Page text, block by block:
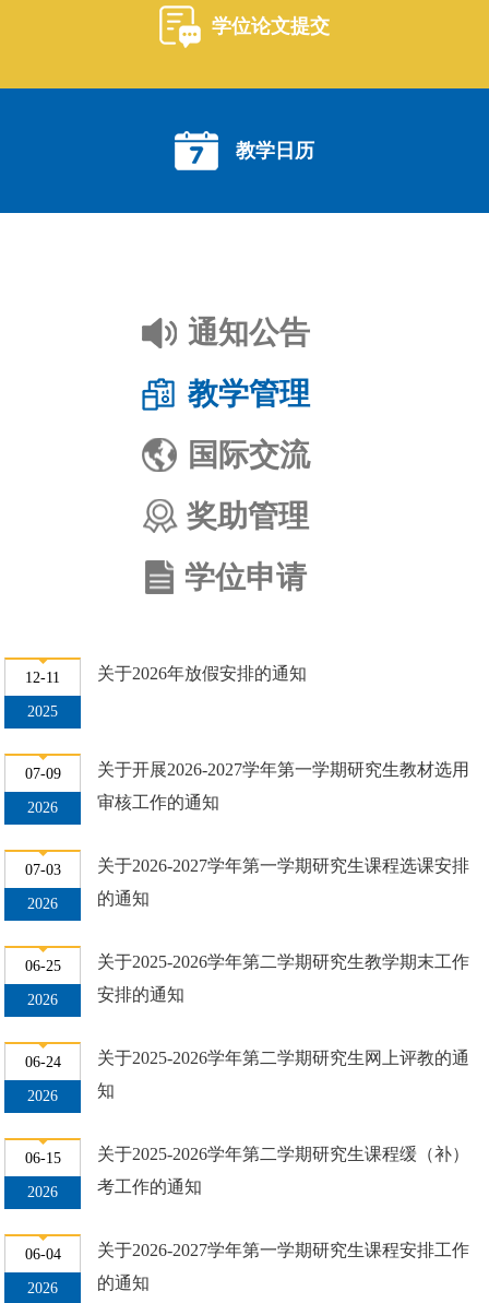
学位论文提交
教学日历
通知公告
教学管理
国际交流
奖助管理
学位申请
12-11
2025
关于2026年放假安排的通知
07-09
2026
关于开展2026-2027学年第一学期研究生教材选用
审核工作的通知
07-03
2026
关于2026-2027学年第一学期研究生课程选课安排
的通知
06-25
2026
关于2025-2026学年第二学期研究生教学期末工作
安排的通知
06-24
2026
关于2025-2026学年第二学期研究生网上评教的通
知
06-15
2026
关于2025-2026学年第二学期研究生课程缓（补）
考工作的通知
06-04
2026
关于2026-2027学年第一学期研究生课程安排工作
的通知